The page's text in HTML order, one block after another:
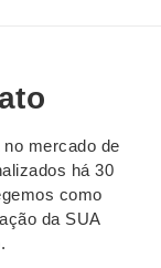
mercado de
há 30
como
da SUA